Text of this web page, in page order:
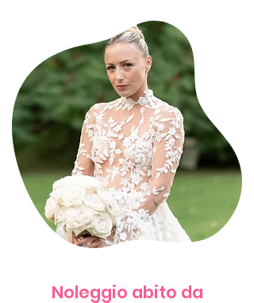
Noleggio abito da